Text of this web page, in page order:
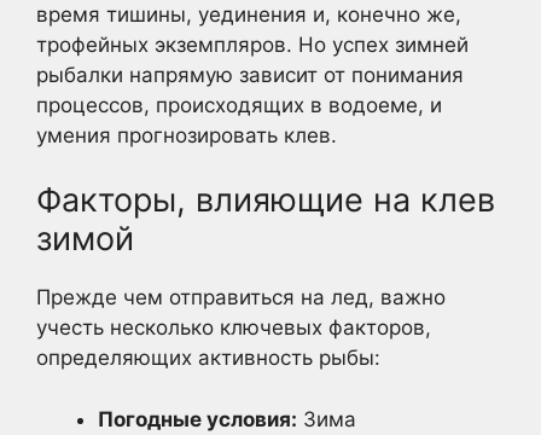
время тишины, уединения и, конечно же,
трофейных экземпляров. Но успех зимней
рыбалки напрямую зависит от понимания
процессов, происходящих в водоеме, и
умения прогнозировать клев.
Факторы, влияющие на клев
зимой
Прежде чем отправиться на лед, важно
учесть несколько ключевых факторов,
определяющих активность рыбы:
Погодные условия: Зима